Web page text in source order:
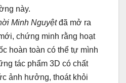
này.
Minh Nguyệtđã mở ra
chứng minh rằng hoạt
hoàn toàn có thể tự mình
tác phẩm 3D có chất
ảnh hưởng, thoát khỏi